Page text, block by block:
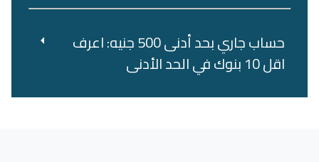
حساب جاري بحد أدنى 500 جنيه: اعرف
اقل 10 بنوك في الحد الأدنى